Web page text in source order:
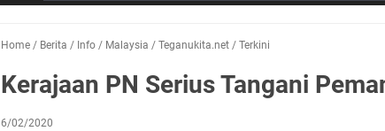
Home / Berita / Info / Malaysia / Teganukita.net / Terkini
Kerajaan PN Serius Tangani
6/02/2020